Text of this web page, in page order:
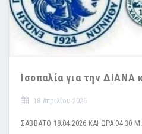
Ισοπαλία για την ΔΙΑΝΑ
18 Απριλίου 2026
ΣΑΒΒΑΤΟ 18.04.2026 ΚΑΙ ΩΡΑ 04.30